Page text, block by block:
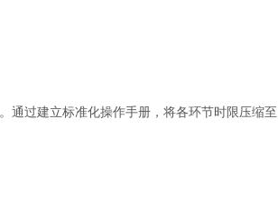
通过建立标准化操作手册，将各环节时限压缩至